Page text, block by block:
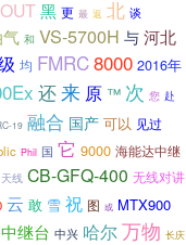
黑 更 最 返 北 谈
和 VS-5700H 与 河北
均 FMRC8000 2016年
还来 原 ™ 次 您 赴
19 融合 国产 可以 见过
Phil 国 它 9000 海能达中继
线 CB-GFQ-400 无线对讲
云 敢 雪 祝 图 或 MTX900
继台 中兴 哈尔万物 长庆